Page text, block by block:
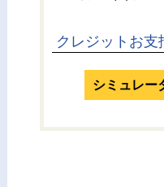
クレジットお支
シミュレー